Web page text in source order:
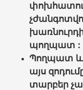
պողպատ :
Պողպատ և
այս
տարբեր